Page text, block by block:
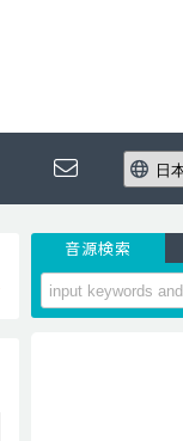
音源検索